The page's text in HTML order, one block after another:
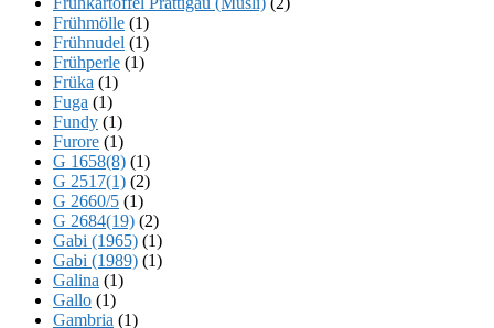
Frühmölle (1)
Frühnudel (1)
Frühperle (1)
Früka (1)
Fuga (1)
Fundy (1)
Furore (1)
G 1658(8) (1)
G 2517(1) (2)
G 2660/5 (1)
G 2684(19) (2)
Gabi (1965) (1)
Gabi (1989) (1)
Galina (1)
Gallo (1)
Gambria (1)